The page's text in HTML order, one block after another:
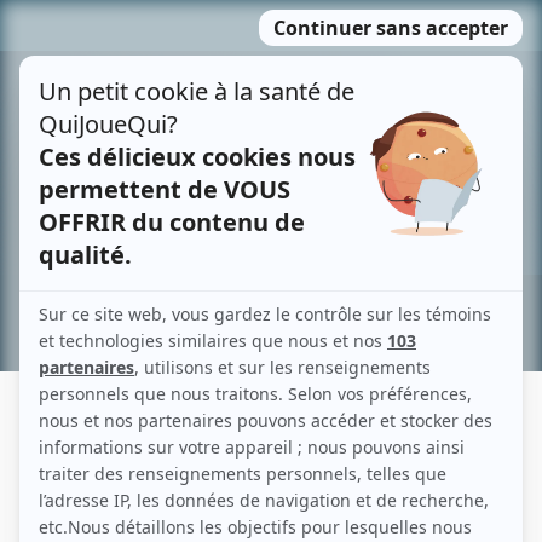
MENU
contenu
Recherche avancée »
ANTOINE BEAULIEU
Liens
Fiche de Antoine Beaulieu sur Showbizz.net